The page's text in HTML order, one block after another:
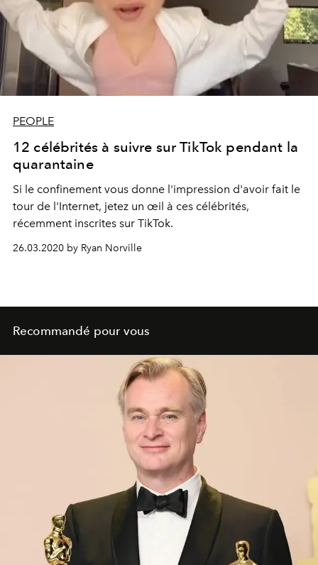
PEOPLE
12 célébrités à suivre sur TikTok pendant la
quarantaine
Si le confinement vous donne l'impression d'avoir fait le
tour de l'Internet, jetez un œil à ces célébrités,
récemment inscrites sur TikTok.
26.03.2020 by Ryan Norville
Recommandé pour vous